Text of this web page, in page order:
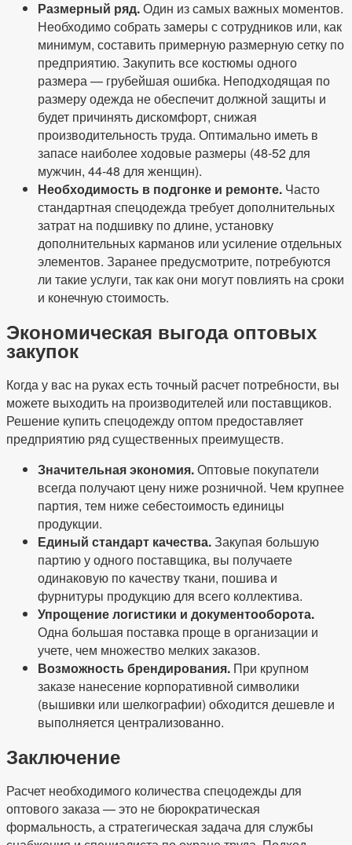
Размерный ряд.Один из самых важных моментов.
Необходимо собрать замеры с сотрудников или, как
минимум, составить примерную размерную сетку по
предприятию. Закупить все костюмы одного
размера — грубейшая ошибка. Неподходящая по
размеру одежда не обеспечит должной защиты и
будет причинять дискомфорт, снижая
производительность труда. Оптимально иметь в
запасе наиболее ходовые размеры (48-52 для
мужчин, 44-48 для женщин).
Необходимость в подгонке и ремонте. Часто
стандартная спецодежда требует дополнительных
затрат на подшивку по длине, установку
дополнительных карманов или усиление отдельных
элементов. Заранее предусмотрите, потребуются
ли такие услуги, так как они могут повлиять на сроки
и конечную стоимость.
Экономическая выгода оптовых
закупок
Когда у вас на руках есть точный расчет потребности, вы
можете выходить на производителей или поставщиков.
Решение купить спецодежду оптом предоставляет
предприятию ряд существенных преимуществ.
Значительная экономия.Оптовые покупатели
всегда получают цену ниже розничной. Чем крупнее
партия, тем ниже себестоимость единицы
продукции.
Единый стандарт качества.Закупая большую
партию у одного поставщика, вы получаете
одинаковую по качеству ткани, пошива и
фурнитуры продукцию для всего коллектива.
Упрощение логистики и документооборота.
Одна большая поставка проще в организации и
учете, чем множество мелких заказов.
Возможность брендирования. При крупном
заказе нанесение корпоративной символики
(вышивки или шелкографии) обходится дешевле и
выполняется централизованно.
Заключение
Расчет необходимого количества спецодежды для
оптового заказа — это не бюрократическая
формальность, а стратегическая задача для службы